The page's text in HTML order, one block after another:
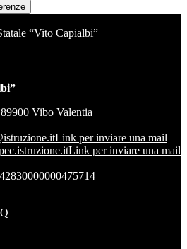
“Vito Capialbi”
Vibo Valentia
Link per inviare una mail
Link per inviare una mail